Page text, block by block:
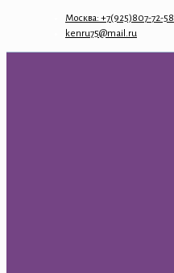
Москва: +7(925)807-72-58
kenru75@mail.ru